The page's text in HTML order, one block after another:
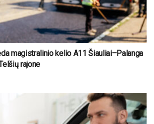
magistralinio kelio A11 Šiauliai–Palanga
rajone